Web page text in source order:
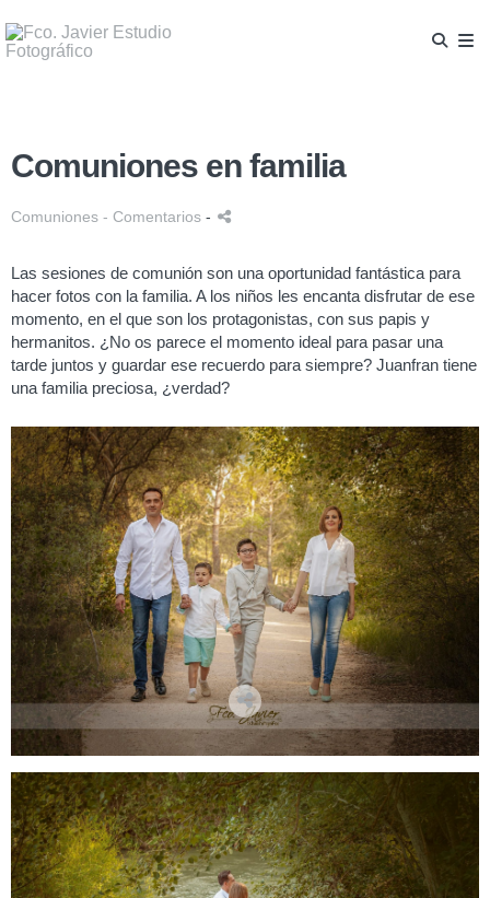
Comuniones en familia
Comuniones - Comentarios -
Las sesiones de comunión son una oportunidad fantástica para
hacer fotos con la familia. A los niños les encanta disfrutar de ese
momento, en el que son los protagonistas, con sus papis y
hermanitos. ¿No os parece el momento ideal para pasar una
tarde juntos y guardar ese recuerdo para siempre? Juanfran tiene
una familia preciosa, ¿verdad?